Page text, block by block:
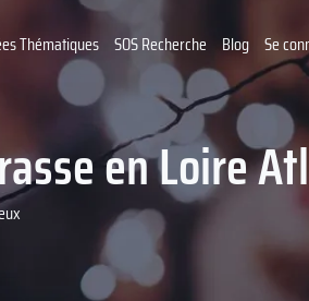
Thématiques SOS Recherche Blog Se
en Loire